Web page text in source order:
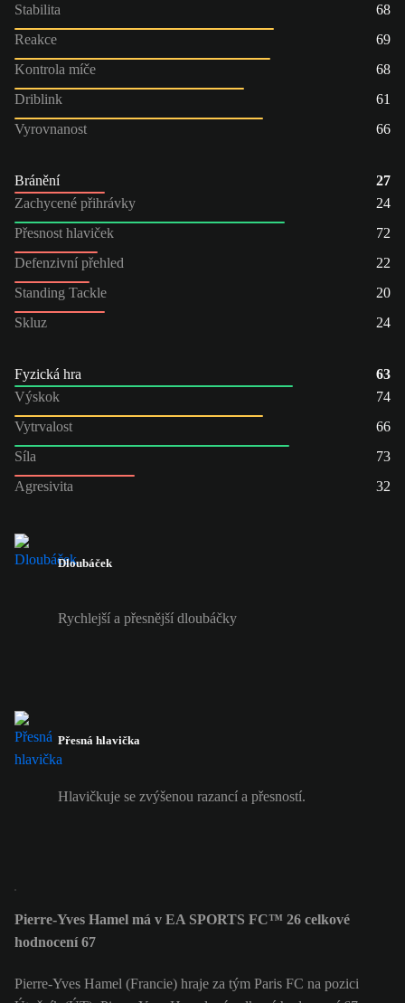
Stabilita
68
Reakce
69
Kontrola míče
68
Driblink
61
Vyrovnanost
66
Bránění
27
Zachycené přihrávky
24
Přesnost hlaviček
72
Defenzivní přehled
22
Standing Tackle
20
Skluz
24
Fyzická hra
63
Výskok
74
Vytrvalost
66
Síla
73
Agresivita
32
Dloubáček
Rychlejší a přesnější dloubáčky
Přesná hlavička
Hlavičkuje se zvýšenou razancí a přesností.
Pierre-Yves Hamel má v EA SPORTS FC™ 26 celkové
hodnocení 67
Pierre-Yves Hamel (Francie) hraje za tým Paris FC na pozici